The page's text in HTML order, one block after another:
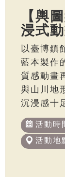
【輿
浸式
以臺博鎮
藍本製作
質感動畫
與山川地
沉浸感十
活動時
活動地